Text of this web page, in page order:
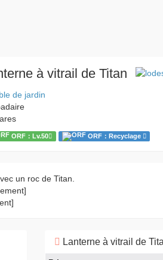
à vitrail de Titan
de jardin
ORF：Lv.50 ORF：Recyclage
un roc de Titan.
Lanterne à vitrail de